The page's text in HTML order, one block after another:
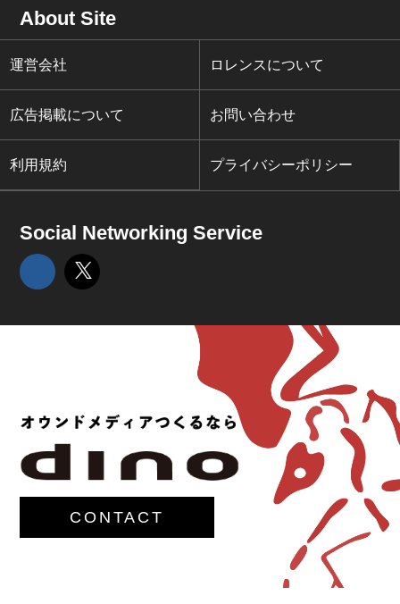
About Site
運営会社 ロレンスについて
広告掲載について お問い合わせ
利用規約 プライバシーポリシー
Social Networking Service
CONTACT